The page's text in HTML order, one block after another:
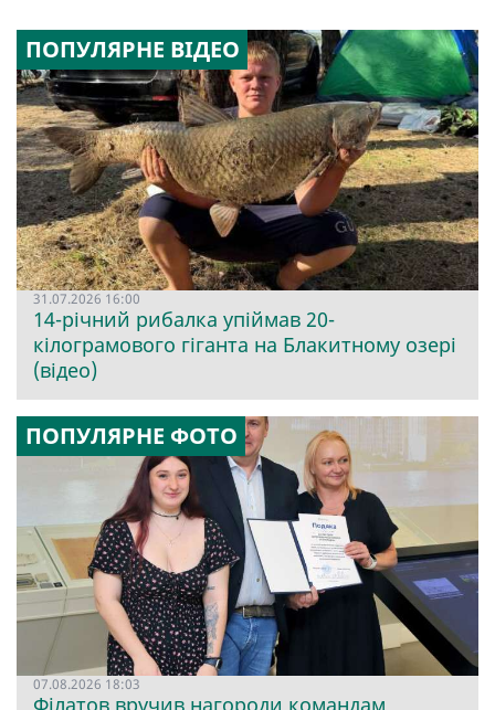
ПОПУЛЯРНЕ ВІДЕО
31.07.2026 16:00
14-річний рибалка упіймав 20-
кілограмового гіганта на Блакитному озері
(відео)
ПОПУЛЯРНЕ ФОТО
07.08.2026 18:03
Філатов вручив нагороди командам